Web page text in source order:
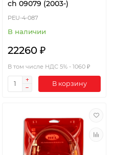
ch 09079 (2003-)
PEU-4-087
В наличии
22260 ₽
В том числе НДС 5% - 1060 ₽
В корзину